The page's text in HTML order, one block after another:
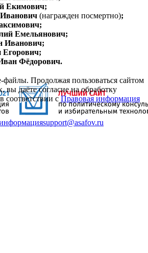
Екимович;
(награжден посмертно);
Емельянович;
Иванович;
Егорович;
Фёдорович.
файлы. Продолжая пользоваться сайтом
вы даёте согласие на обработку
соответствии сПравовая информация
support@asafov.ru